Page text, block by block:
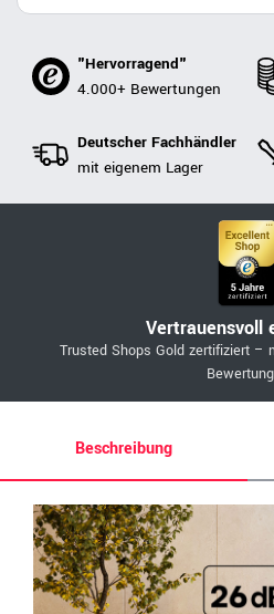
"Hervorragend"
4.000+ Bewertungen
Deutscher Fachhändler
mit eigenem Lager
Vertrauensvoll
Trusted Shops Gold zertifiziert –
Beschreibung